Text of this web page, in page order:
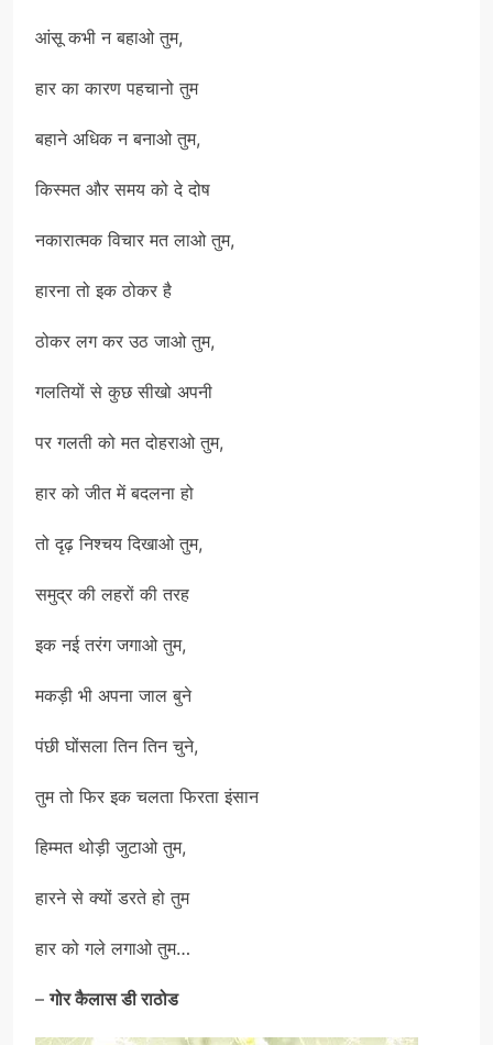
आंसू कभी न बहाओ तुम,
हार का कारण पहचानो तुम
बहाने अधिक न बनाओ तुम,
किस्मत और समय को दे दोष
नकारात्मक विचार मत लाओ तुम,
हारना तो इक ठोकर है
ठोकर लग कर उठ जाओ तुम,
गलतियों से कुछ सीखो अपनी
पर गलती को मत दोहराओ तुम,
हार को जीत में बदलना हो
तो दृढ़ निश्चय दिखाओ तुम,
समुद्र की लहरों की तरह
इक नई तरंग जगाओ तुम,
मकड़ी भी अपना जाल बुने
पंछी घोंसला तिन तिन चुने,
तुम तो फिर इक चलता फिरता इंसान
हिम्मत थोड़ी जुटाओ तुम,
हारने से क्यों डरते हो तुम
हार को गले लगाओ तुम…
–गोर कैलास डी राठोड